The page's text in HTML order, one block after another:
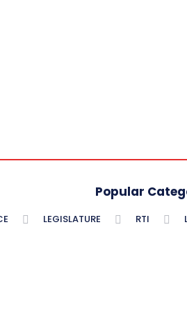
Popular
LEGISLATURE RTI